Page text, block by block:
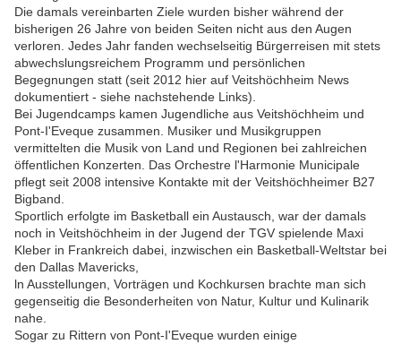
Die damals vereinbarten Ziele wurden bisher während der
bisherigen 26 Jahre von beiden Seiten nicht aus den Augen
verloren. Jedes Jahr fanden wechselseitig Bürgerreisen mit stets
abwechslungsreichem Programm und persönlichen
Begegnungen statt (seit 2012 hier auf Veitshöchheim News
dokumentiert - siehe nachstehende Links).
Bei Jugendcamps kamen Jugendliche aus Veitshöchheim und
Pont-I'Eveque zusammen. Musiker und Musikgruppen
vermittelten die Musik von Land und Regionen bei zahlreichen
öffentlichen Konzerten. Das Orchestre l'Harmonie Municipale
pflegt seit 2008 intensive Kontakte mit der Veitshöchheimer B27
Bigband.
Sportlich erfolgte im Basketball ein Austausch, war der damals
noch in Veitshöchheim in der Jugend der TGV spielende Maxi
Kleber in Frankreich dabei, inzwischen ein Basketball-Weltstar bei
den Dallas Mavericks,
ln Ausstellungen, Vorträgen und Kochkursen brachte man sich
gegenseitig die Besonderheiten von Natur, Kultur und Kulinarik
nahe.
Sogar zu Rittern von Pont-I'Eveque wurden einige